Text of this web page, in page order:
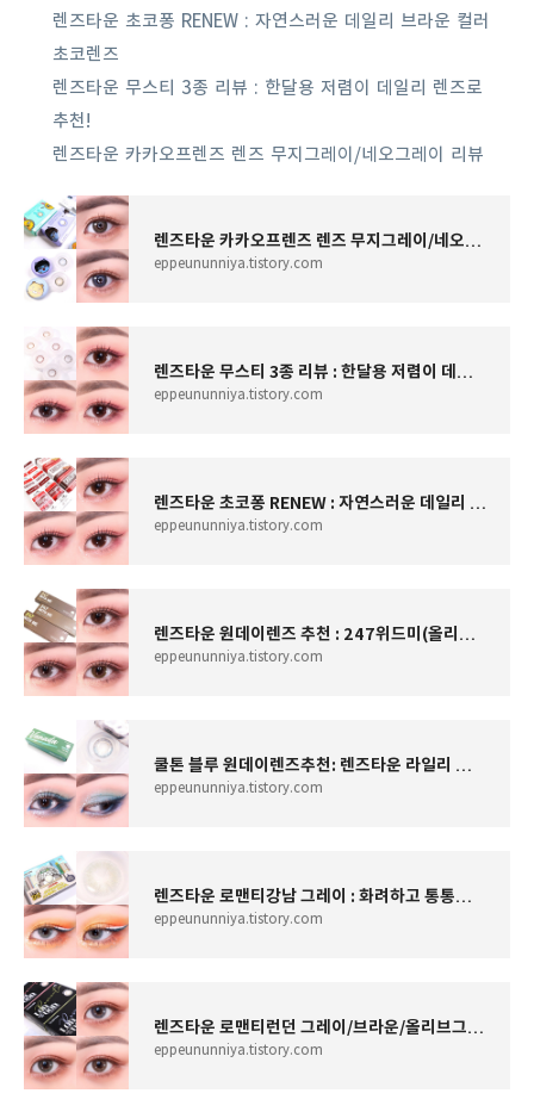
렌즈타운 초코퐁 RENEW : 자연스러운 데일리 브라운 컬러
초코렌즈
렌즈타운 무스티 3종 리뷰 : 한달용 저렴이 데일리 렌즈로
추천!
렌즈타운 카카오프렌즈 렌즈 무지그레이/네오그레이 리뷰
렌즈타운 카카오프렌즈 렌즈 무지그레이/네오그레이 리뷰
eppeununniya.tistory.com
렌즈타운 무스티 3종 리뷰 : 한달용 저렴이 데일리 렌즈로 추천!
eppeununniya.tistory.com
렌즈타운 초코퐁 RENEW : 자연스러운 데일리 브라운 컬러 초코렌즈
eppeununniya.tistory.com
렌즈타운 원데이렌즈 추천 : 247위드미(올리브/브라운/그레이)
eppeununniya.tistory.com
쿨톤 블루 원데이렌즈추천: 렌즈타운 라일리 바나다 에메랄드 그레이
eppeununniya.tistory.com
렌즈타운 로맨티강남 그레이 : 화려하고 통통튀는 그래픽 한달용렌즈
eppeununniya.tistory.com
렌즈타운 로맨티런던 그레이/브라운/올리브그린 : 은은 영롱무드 저렴이 한달용 렌즈 추천
eppeununniya.tistory.com